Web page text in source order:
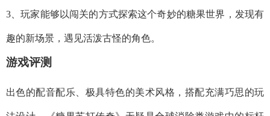
3、玩家能够以闯关的方式探索这个奇妙的糖果世界，发现有
趣的新场景，遇见活泼古怪的角色。
游戏评测
出色的配音配乐、极具特色的美术风格，搭配充满巧思的玩